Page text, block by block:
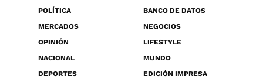
POLÍTICA
BANCO DE DATOS
MERCADOS
NEGOCIOS
OPINIÓN
LIFESTYLE
NACIONAL
MUNDO
DEPORTES
EDICIÓN IMPRESA